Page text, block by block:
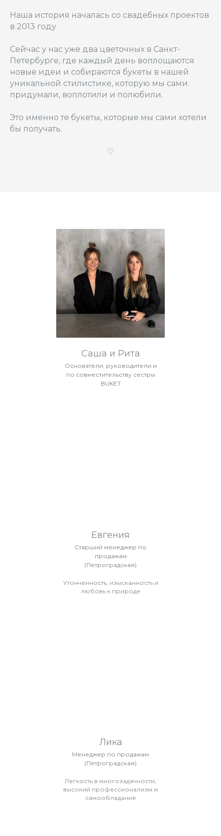
Наша история началась со свадебных проектов
в 2013 году
Сейчас у нас уже два цветочных в Санкт-
Петербурге, где каждый день воплощаются
новые идеи и собираются букеты в нашей
уникальной стилистике, которую мы сами
придумали, воплотили и полюбили.
Это именно те букеты, которые мы сами хотели
бы получать.
♡
Саша и Рита
Основатели, руководители и
по совместительству сестры
BUKET
Евгения
Старший менеджер по
продажам
(Петроградская)
Утонченность, изысканность и
любовь к природе
Лика
Менеджер по продажам
(Петроградская)
Легкость в многозадачности,
высокий профессионализм и
самообладание